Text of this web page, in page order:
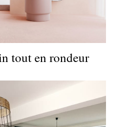
tout en rondeur